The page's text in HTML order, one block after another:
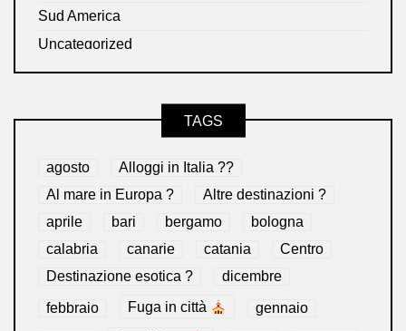
Sud America
Uncategorized
TAGS
agosto
Alloggi in Italia ??
Al mare in Europa ?️
Altre destinazioni ?
aprile
bari bergamo
bologna
calabria
canarie catania
Centro
Destinazione esotica ?
dicembre
febbraio Fuga in città gennaio